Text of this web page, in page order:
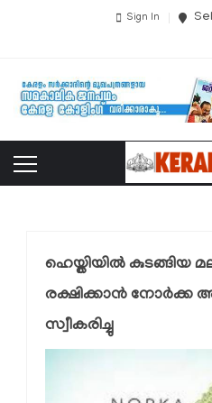
Sign In
ഹെയ്തിയില്‍ കുടങ്ങിയ
രക്ഷിക്കാന്‍ നോര്‍ക്ക
സ്വീകരിച്ചു